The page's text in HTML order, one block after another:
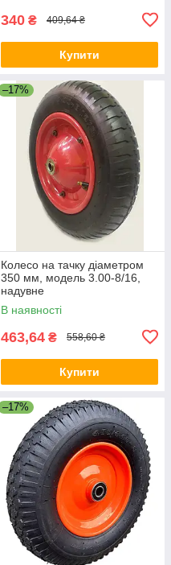
340 ₴ 409,64 ₴
Купити
–17%
Колесо на тачку діаметром
350 мм, модель 3.00-8/16,
надувне
В наявності
463,64 ₴ 558,60 ₴
Купити
–17%